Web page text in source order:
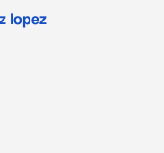
lopez